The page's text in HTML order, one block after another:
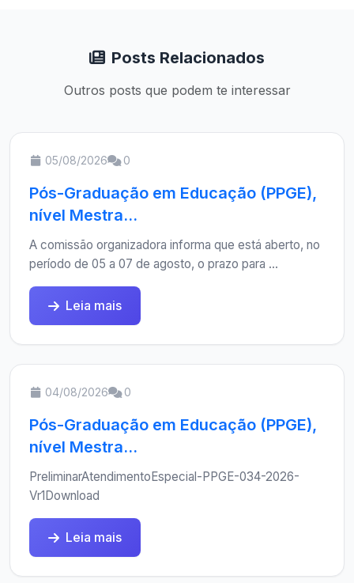
Posts Relacionados
Outros posts que podem te interessar
05/08/2026 0
Pós-Graduação em Educação (PPGE),
nível Mestra...
A comissão organizadora informa que está aberto, no
período de 05 a 07 de agosto, o prazo para ...
Leia mais
04/08/2026 0
Pós-Graduação em Educação (PPGE),
nível Mestra...
PreliminarAtendimentoEspecial-PPGE-034-2026-
Vr1Download
Leia mais